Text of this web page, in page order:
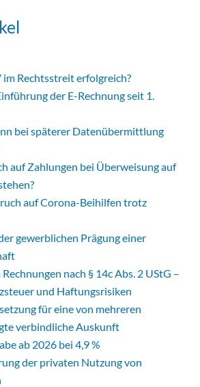
Rechtsstreit erfolgreich?
der E-Rechnung seit 1.
bei späterer Datenübermittlung
auf Zahlungen bei Überweisung auf
auf Corona-Beihilfen trotz
gewerblichen Prägung einer
nach § 14c Abs. 2 UStG –
und Haftungsrisiken
für eine von mehreren
verbindliche Auskunft
ab 2026 bei 4,9 %
der privaten Nutzung von